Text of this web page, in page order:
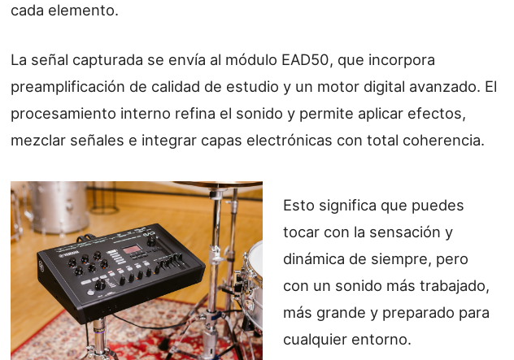
cada elemento.
La señal capturada se envía al módulo EAD50, que incorpora
preamplificación de calidad de estudio y un motor digital avanzado. El
procesamiento interno refina el sonido y permite aplicar efectos,
mezclar señales e integrar capas electrónicas con total coherencia.
Esto significa que puedes
tocar con la sensación y
dinámica de siempre, pero
con un sonido más trabajado,
más grande y preparado para
cualquier entorno.